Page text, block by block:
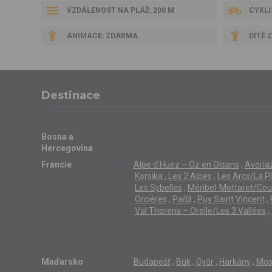
VZDÁLENOST NA PLÁŽ: 200 M
ANIMACE: ZDARMA DÍTĚ
Destinace
Bosna a
Hercegovina
Francie
Alpe d'Huez – Oz en Oisans ,
Korsika , Les 2 Alpes ,
Les Arcs/La
Les Sybelles , Méribel-Mottaret/
Orcières , Paříž , Puy Saint Vincent,
Val Thorens – Orelle/Les 3 Vallées ,
Maďarsko Budapešť, Bük , Győr , Harkány ,